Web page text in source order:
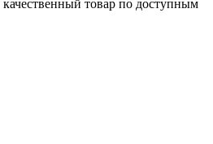
товар по доступным